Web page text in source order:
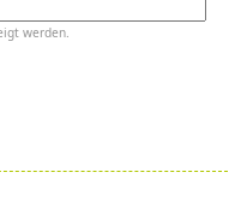
werden.